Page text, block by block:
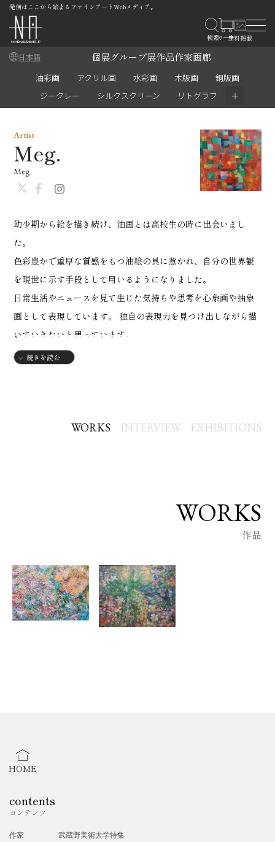
発信はここから始まるファインアートWebメディア。
日本語 個展グループ展作品作家画廊
油彩画 アクリル画 水彩画 木版画
銅版画
ジークレー
シルクスクリーン リトグラフ ＋
幼少期から絵を描き続け、油画とは高校生の時に出会いまし
た。
色彩豊かで重厚な質感をもつ油絵の具に惹かれ、自分の世界観
を現世に示す手段として用いるようになりました。
日常生活やニュースを見て生じた気持ちや思考を心象画や抽象
画として表現しています。 独自の表現力を見つけ出しながら描
いていきたいと思っています。
2024年12月
・北茨城市 「期待場」3階
陶工房ほくほくさん アトリエ内
続きを読む
Artist
Meg.
Meg.
WORKS INTERVIEW EXHIBITIONS
WORKS
作品
HOME
contents
コンテンツ
作家 武蔵野美術大学特集